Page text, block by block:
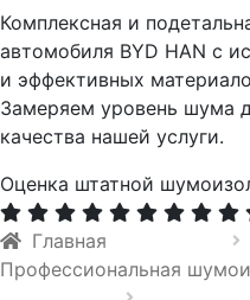
Комплексная и
автомобиля BYD HAN с
и эффективных
Замеряем уровень шума
качества нашей услуги.
Оценка штатной
Главная
Профессиональная